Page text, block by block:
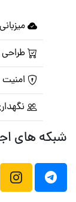
طراحی
شبکه های